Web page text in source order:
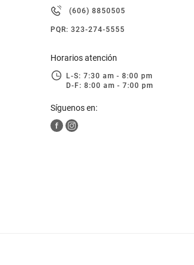
hogar
moda
deportes
(606) 8850505
PQR: 323-274-5555
Horarios atención
L-S: 7:30 am - 8:00 pm
D-F: 8:00 am - 7:00 pm
Síguenos en: